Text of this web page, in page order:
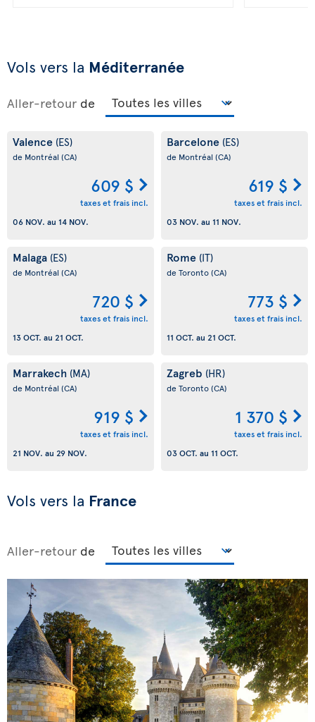
Vols vers la Méditerranée
Aller-retour de
Valence (ES)
de Montréal (CA)
609 $
taxes et frais incl.
06 NOV. au 14 NOV.
Barcelone (ES)
de Montréal (CA)
619 $
taxes et frais incl.
03 NOV. au 11 NOV.
Malaga (ES)
de Montréal (CA)
720 $
taxes et frais incl.
13 OCT. au 21 OCT.
Rome (IT)
de Toronto(CA)
773 $
taxes et frais incl.
11 OCT. au 21 OCT.
Marrakech (MA)
de Montréal (CA)
919 $
taxes et frais incl.
21 NOV. au 29 NOV.
Zagreb (HR)
de Toronto(CA)
1 370 $
taxes et frais incl.
03 OCT. au 11 OCT.
Vols vers la France
Aller-retour de